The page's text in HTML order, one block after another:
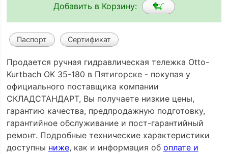
Добавить в Корзину:
Паспорт Сертификат
Продается ручная гидравлическая тележка Otto-
Kurtbach OK 35-180 в Пятигорске - покупая у
официального поставщика компании
СКЛАДСТАНДАРТ, Вы получаете низкие цены,
гарантию качества, предпродажную подготовку,
гарантийное обслуживание и пост-гарантийный
ремонт. Подробные технические характеристики
доступны ниже, как и информация об оплате и